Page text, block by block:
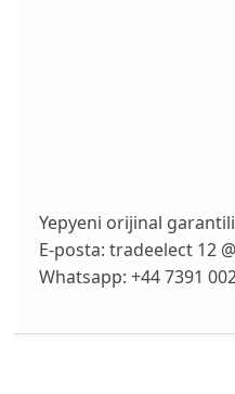
Yepyeni orijinal
E-posta: tradeelect 12
Whatsapp: +44 7391